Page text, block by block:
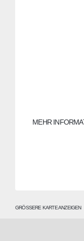
MEHR
GRÖSSERE KARTE ANZEIGEN